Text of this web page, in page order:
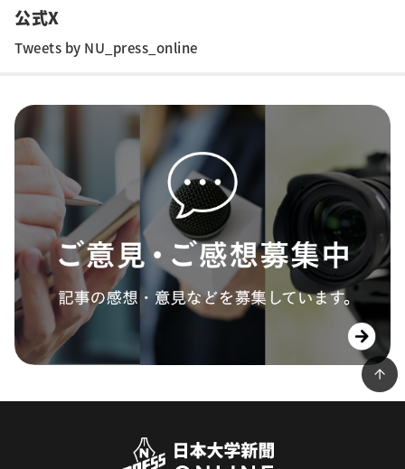
公式X
Tweets by NU_press_online